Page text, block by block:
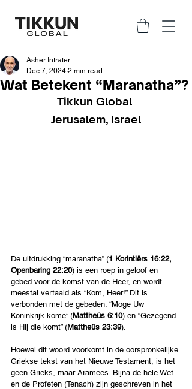
Wat Betekent “Maranatha”?
Asher Intrater
Dec 7, 2024 2 min read
Tikkun Global
Jerusalem, Israel
De uitdrukking “maranatha” (1 Korintiërs 16:22,
Openbaring 22:20) is een roep in geloof en
gebed voor de komst van de Heer, en wordt
meestal vertaald als “Kom, Heer!” Dit is
verbonden met de gebeden: “Moge Uw
Koninkrijk kome” (Mattheüs 6:10) en “Gezegend
is Hij die komt” (Mattheüs 23:39).
Hoewel dit woord voorkomt in de oorspronkelijke
Griekse tekst van het Nieuwe Testament, is het
geen Grieks, maar Aramees. Bijna de hele Wet
en de Profeten (Tenach) zijn geschreven in het